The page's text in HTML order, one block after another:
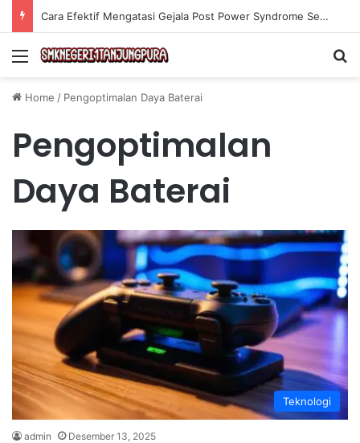
Cara Efektif Mengatasi Gejala Post Power Syndrome Setelah Pensiun Kerja
Menu
Home / Pengoptimalan Daya Baterai
Pengoptimalan
Daya Baterai
Teknologi
admin Desember 13, 2025